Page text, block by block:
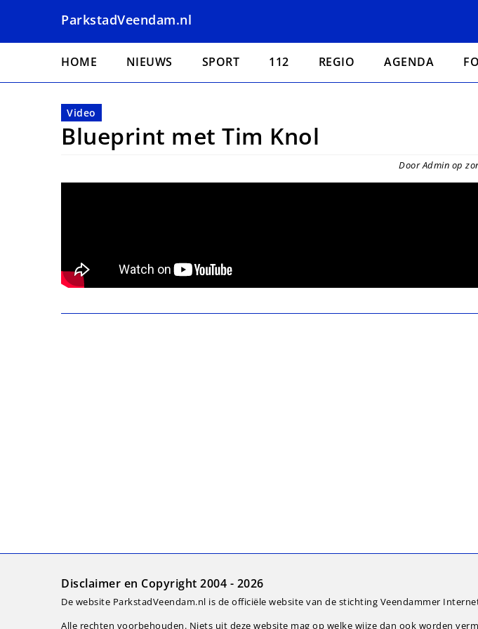
naar
ParkstadVeendam.nl
Hoofdnavigatie
HOME NIEUWS SPORT 112 REGIO AGENDA
Video
Blueprint met Tim Knol
Door Admin op
Disclaimer en Copyright 2004 - 2026
De website ParkstadVeendam.nl is de officiële website van de stichting Veendammer
Alle rechten voorbehouden. Niets uit deze website mag op welke wijze dan ook worden